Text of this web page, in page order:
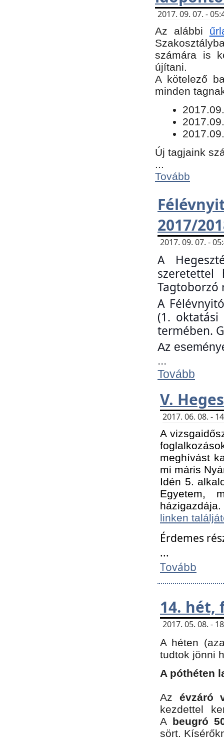
2017. 09. 07. -
Az alábbi
számára is
újítani.
​A kötelező
minden
Új tagjaink
Tovább
2017/
2017. 09. 07. -
A
Tagtoborzó
A
(1. oktatási
termében.
Az
...
Tovább
V.
2017. 06. 08. -
A
meghívást
mi máris
Idén 5.
Egyetem,
linken
Érdemes
...
Tovább
14. hét,
2017. 05. 08. -
A héten
tudtok jönni
A póthéten
Az évzáró
kezdettel
A beugró
sört.